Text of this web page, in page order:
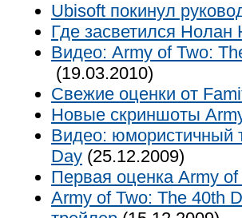
Ubisoft покинул
Где засветился Нолан
Видео: Army of Two:
(19.03.2010)
Свежие оценки от
Новые скриншоты
Видео: юмористичный
Day (25.12.2009)
Первая оценка Army
Army of Two: The 40th